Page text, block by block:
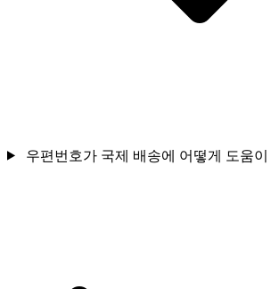
우편번호가 국제 배송에 어떻게 도움이